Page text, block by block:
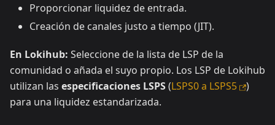
Proporcionar liquidez de entrada.
Creación de canales justo a tiempo (JIT).
En Lokihub: Seleccione de la lista de LSP de la
comunidad o añada el suyo propio. Los LSP de Lokihub
utilizan las especificaciones LSPS(LSPS0 a LSPS5
)
para una liquidez estandarizada.